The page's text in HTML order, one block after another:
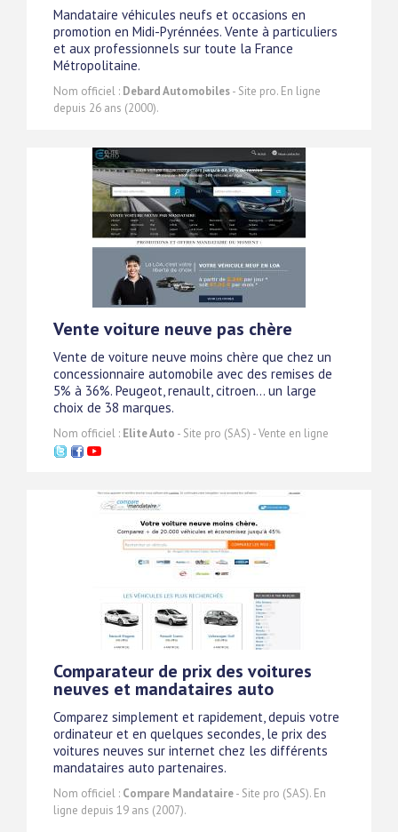
Mandataire véhicules neufs et occasions en
promotion en Midi-Pyrénnées. Vente à particuliers
et aux professionnels sur toute la France
Métropolitaine.
Nom officiel : Debard Automobiles- Site pro. En ligne
depuis 26 ans (2000).
Vente voiture neuve pas chère
Vente de voiture neuve moins chère que chez un
concessionnaire automobile avec des remises de
5% à 36%. Peugeot, renault, citroen... un large
choix de 38 marques.
Nom officiel : Elite Auto - Site pro (SAS) - Vente en ligne
Comparateur de prix des voitures
neuves et mandataires auto
Comparez simplement et rapidement, depuis votre
ordinateur et en quelques secondes, le prix des
voitures neuves sur internet chez les différents
mandataires auto partenaires.
Nom officiel : Compare Mandataire- Site pro (SAS). En
ligne depuis 19 ans (2007).